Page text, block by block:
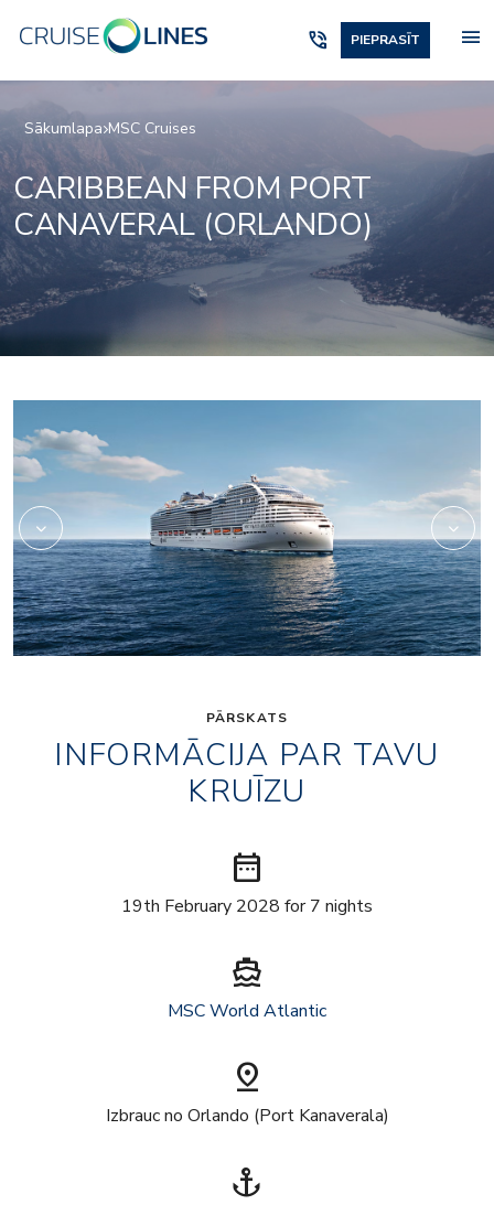
phone_in_talk PIEPRASĪT menu
Sākumlapa MSC Cruises
CARIBBEAN FROM PORT
CANAVERAL (ORLANDO)
PĀRSKATS
INFORMĀCIJA PAR TAVU
KRUĪZU
date_range
19th February 2028 for 7 nights
directions_boat
MSC World Atlantic
pin_drop
Izbrauc no Orlando (Port Kanaverala)
anchor